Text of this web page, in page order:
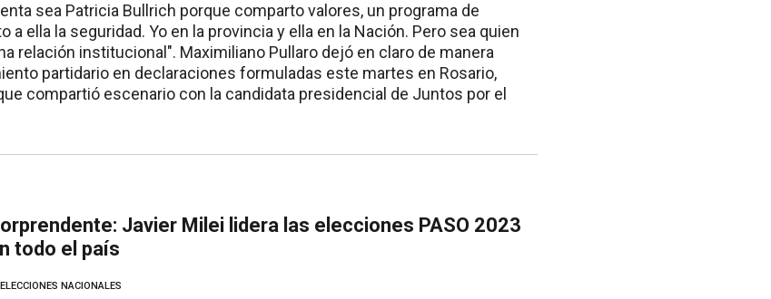
sea Patricia Bullrich porque comparto valores, un programa de
a ella la seguridad. Yo en la provincia y ella en la Nación. Pero sea quien
relación institucional". Maximiliano Pullaro dejó en claro de manera
partidario en declaraciones formuladas este martes en Rosario,
compartió escenario con la candidata presidencial de Juntos por el
Javier Milei lidera las elecciones PASO 2023
todo el país
ELECCIONES NACIONALES